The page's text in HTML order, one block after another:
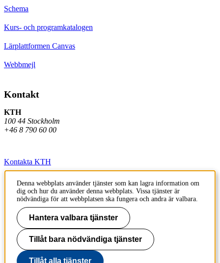
Schema
Kurs- och programkatalogen
Lärplattformen Canvas
Webbmejl
Kontakt
KTH
100 44 Stockholm
+46 8 790 60 00
Kontakta KTH
Jobba på KTH
Press och media
Faktura och betalning KTH
Om KTH:s webbplatser
Tillgänglighetsredogörelse
Denna webbplats använder tjänster som kan lagra information om
dig och hur du använder denna webbplats. Vissa tjänster är
nödvändiga för att webbplatsen ska fungera och andra är valbara.
Hantera valbara tjänster
Tillåt bara nödvändiga tjänster
Tillåt alla tjänster